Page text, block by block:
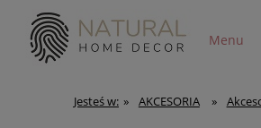
Menu
Jesteś w: » AKCESORIA »